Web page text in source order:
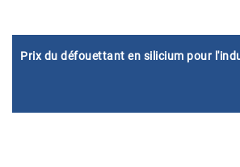
Prix du défouettant en silicium pour